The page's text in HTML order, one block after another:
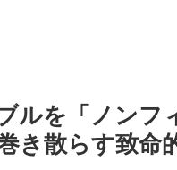
ルを「ノン
き散らす致命